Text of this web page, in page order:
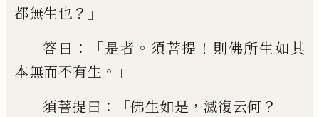
都無生也 ？」
答曰 ：「是者 。 須菩提 ！ 則佛所生如其
本無而不有生 。」
須菩提曰 ：「佛生如是 ， 滅復云何 ？」